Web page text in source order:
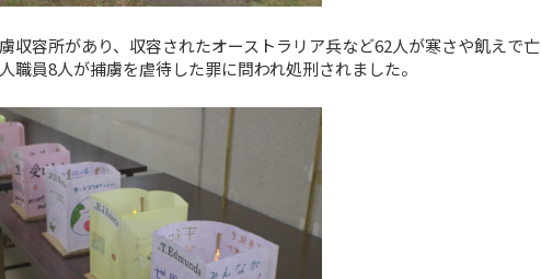
収容所があり、収容されたオーストラリア兵など62人が寒さや飢えで亡
員8人が捕虜を虐待した罪に問われ処刑されました。